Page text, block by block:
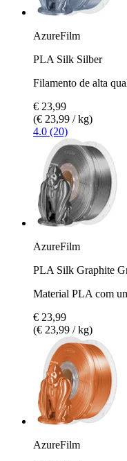
AzureFilm
PLA Silk Silber
Filamento de alta
€ 23,99
(€ 23,99 / kg)
4.0 (20)
AzureFilm
PLA Silk Graphite
Material PLA com
€ 23,99
(€ 23,99 / kg)
AzureFilm